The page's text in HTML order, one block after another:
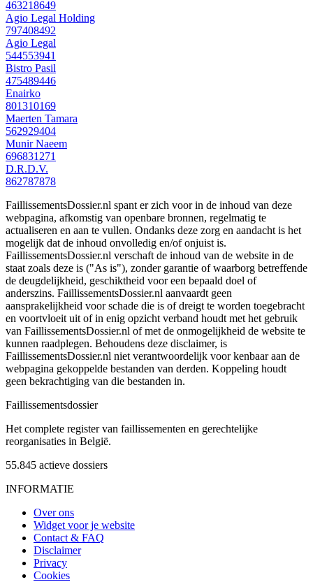
463218649
Agio Legal Holding
797408492
Agio Legal
544553941
Bistro Pasil
475489446
Enairko
801310169
Maerten Tamara
562929404
Munir Naeem
696831271
D.R.D.V.
862787878
FaillissementsDossier.nl spant er zich voor in de inhoud van deze
webpagina, afkomstig van openbare bronnen, regelmatig te
actualiseren en aan te vullen. Ondanks deze zorg en aandacht is het
mogelijk dat de inhoud onvolledig en/of onjuist is.
FaillissementsDossier.nl verschaft de inhoud van de website in de
staat zoals deze is ("As is"), zonder garantie of waarborg betreffende
de deugdelijkheid, geschiktheid voor een bepaald doel of
anderszins. FaillissementsDossier.nl aanvaardt geen
aansprakelijkheid voor schade die is of dreigt te worden toegebracht
en voortvloeit uit of in enig opzicht verband houdt met het gebruik
van FaillissementsDossier.nl of met de onmogelijkheid de website te
kunnen raadplegen. Behoudens deze disclaimer, is
FaillissementsDossier.nl niet verantwoordelijk voor kenbaar aan de
webpagina gekoppelde bestanden van derden. Koppeling houdt
geen bekrachtiging van die bestanden in.
Faillissementsdossier
Het complete register van faillissementen en gerechtelijke
reorganisaties in België.
55.845 actieve dossiers
INFORMATIE
Over ons
Widget voor je website
Contact & FAQ
Disclaimer
Privacy
Cookies